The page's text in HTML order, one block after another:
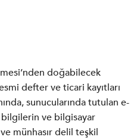
doğabilecek
defter ve ticari kayıtları
sunucularında tutulan e-
bilgilerin ve bilgisayar
ve münhasır delil teşkil